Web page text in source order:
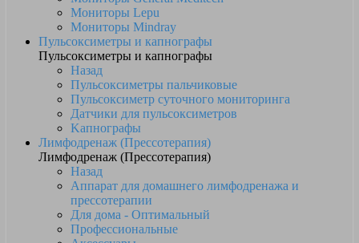
Мониторы Lepu
Мониторы Mindray
Пульсоксиметры и капнографы
Пульсоксиметры и капнографы
Назад
Пульсоксиметры пальчиковые
Пульсоксиметр суточного мониторинга
Датчики для пульсоксиметров
Kапнографы
Лимфодренаж (Прессотерапия)
Лимфодренаж (Прессотерапия)
Назад
Аппарат для домашнего лимфодренажа и
прессотерапии
Для дома - Оптимальный
Профессиональные